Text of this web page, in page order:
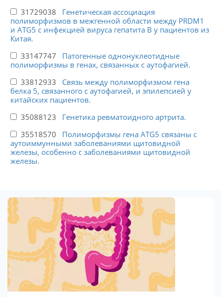
31729038 Генетическая ассоциация
полиморфизмов в межгенной области между PRDM1
и ATG5 с инфекцией вируса гепатита B у пациентов из
Китая.
33147747 Патогенные однонуклеотидные
полиморфизмы в генах, связанных с аутофагией.
33812933 Связь между полиморфизмом гена
белка 5, связанного с аутофагией, и эпилепсией у
китайских пациентов.
35088123 Генетика ревматоидного артрита.
35518570 Полиморфизмы гена ATG5 связаны с
аутоиммунными заболеваниями щитовидной
железы, особенно с заболеваниями щитовидной
железы.